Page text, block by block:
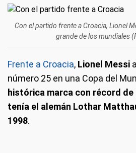
Con el partido frente a Croacia, Lionel
grande de los mundiales
Frente a Croacia, Lionel Messi
número 25 en una Copa del
histórica marca con récord de
tenía el alemán Lothar
1998.